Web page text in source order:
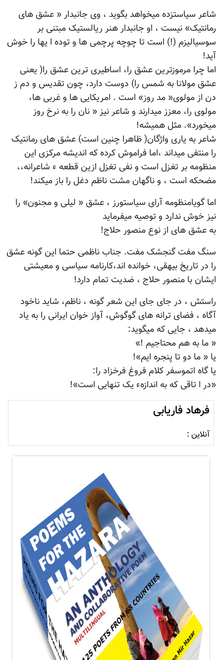
شاعر سیاستزده میخواهد بگوید ، وی جانبدار « عشق های
رمانتیک» نیست ، او جانبدار هنر ریالستیک مبتنی بر
سوسیالیزم (!) است تا چوچه پرچمی ها و توده ا یها را خوش
آید!
اما چرا مرموزترین عشق را، اساطیری ترین عشق را( یعنی
عشق مولانا به شمس را) دوست دارد، چون تقدیس و دم ز
دن از مولوی« مد روز» است . امریکایی ها و غربی ها،
مولوی را، معزز میدارند و شاعر نیز « نان را به نرخ روز
میخورد». مثل همیشه!
شاعر به یاری واژگان( ظاهرا چنین است) عشق های رمانتیک
را منتفی میداند ،اما فراموش کرده که اندیشه مرکزی این
منظومه بر تغزل است و نفی تغزل ازین قطعه ء شاعرانه،،
مضحکه است ، و ناگهان مشت ناظم دغل را باز میکند!
اما گویامنظومه آرای سیاستورز ، عشق « لیلی و مجنون» را
نیز خوش ندارد و توصیه میفرماید
به عشق های از نوع منصور حلاج!
سنگ مفت گنجشک مفت. جناب ناظمی حتما این گونه عشق
را در تاریخ بیهقی، خوانده اند،کارنامه سیاسی و معیشتی
ایشان با منصور حلاج ، ضدیت تمام دارد!
راستش ، در جای جای این شعر گونه ، ناظم، شاید ناخود
آگاه ، فضای ترانه های گوگوش، آواز خوان ایرانی را به یاد
میدهد ، جایی که میگوید:
« ما به هم محتاجیم !»
یا « ما دو تا پنجره ایم»!
یا گاه اتموسفر کلام فروغ فرخزاد را:
«در ا تاقی که به اندازهء یک تنهایی است»!
فرهاد فاریابی
آنلاین :